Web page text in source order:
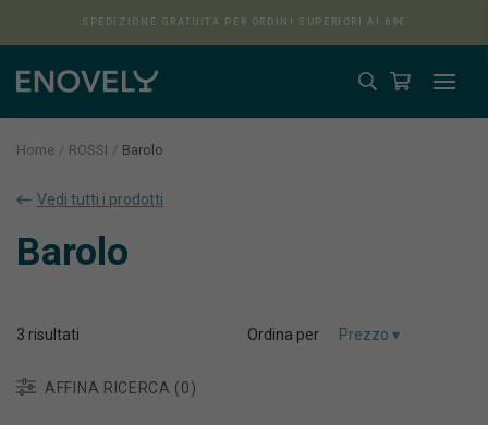
Aura
SPEDIZIONE GRATUITA PER ORDINI SUPERIORI AI 69€
Home ROSSI Barolo
Vedi tutti i prodotti
Barolo
3 risultati Ordina per
AFFINA RICERCA (0)